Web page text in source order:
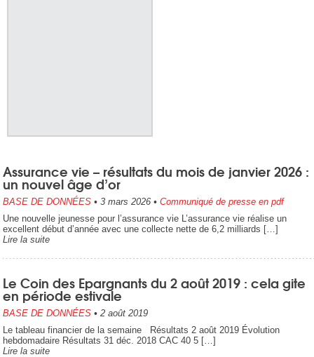
Assurance vie – résultats du mois de janvier 2026 :
un nouvel âge d’or
BASE DE DONNÉES • 3 mars 2026• Communiqué de presse en pdf
Une nouvelle jeunesse pour l’assurance vie L’assurance vie réalise un
excellent début d’année avec une collecte nette de 6,2 milliards […]
Lire la suite
Le Coin des Epargnants du 2 août 2019 : cela gite
en période estivale
BASE DE DONNÉES • 2 août 2019
Le tableau financier de la semaine Résultats 2 août 2019 Évolution
hebdomadaire Résultats 31 déc. 2018 CAC 40 5 […]
Lire la suite